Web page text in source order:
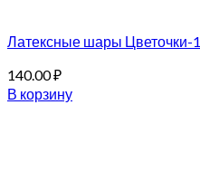
Латексные шары Цветочки-1
140.00₽
В корзину